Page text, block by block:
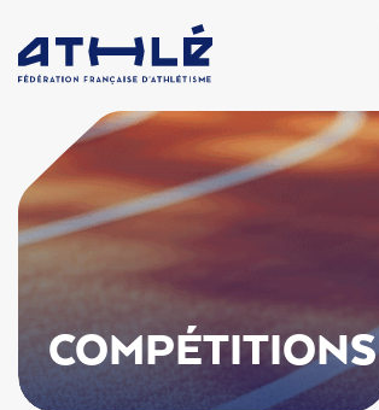
COMPÉTITIONS